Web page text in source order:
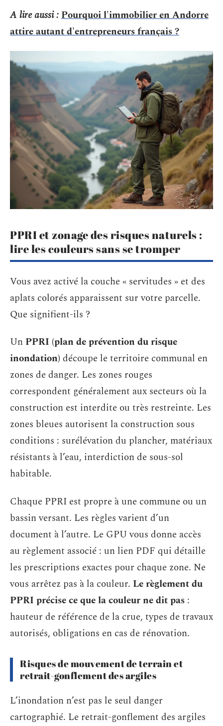
A lire aussi :Pourquoi l'immobilier en Andorre
attire autant d'entrepreneurs français ?
PPRI et zonage des risques naturels :
lire les couleurs sans se tromper
Vous avez activé la couche « servitudes » et des
aplats colorés apparaissent sur votre parcelle.
Que signifient-ils ?
Un PPRI (plan de prévention du risque
inondation) découpe le territoire communal en
zones de danger. Les zones rouges
correspondent généralement aux secteurs où la
construction est interdite ou très restreinte. Les
zones bleues autorisent la construction sous
conditions : surélévation du plancher, matériaux
résistants à l’eau, interdiction de sous-sol
habitable.
Chaque PPRI est propre à une commune ou un
bassin versant. Les règles varient d’un
document à l’autre. Le GPU vous donne accès
au règlement associé : un lien PDF qui détaille
les prescriptions exactes pour chaque zone. Ne
vous arrêtez pas à la couleur. Le règlement du
PPRI précise ce que la couleur ne dit pas :
hauteur de référence de la crue, types de travaux
autorisés, obligations en cas de rénovation.
Risques de mouvement de terrain et
retrait-gonflement des argiles
L’inondation n’est pas le seul danger
cartographié. Le retrait-gonflement des argiles